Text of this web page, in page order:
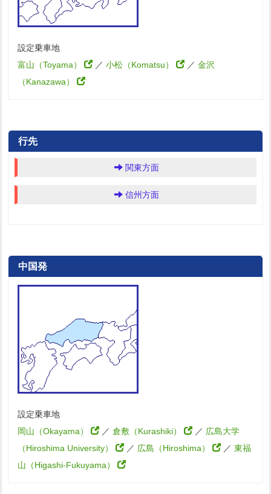
設定乗車地
富山（Toyama）
／ 小松（Komatsu） ／ 金沢
（Kanazawa）
行先
関東方面
信州方面
中国発
設定乗車地
岡山（Okayama）
／ 倉敷（Kurashiki） ／ 広島大学
（Hiroshima University）
／ 広島（Hiroshima） ／ 東福
山（Higashi-Fukuyama）